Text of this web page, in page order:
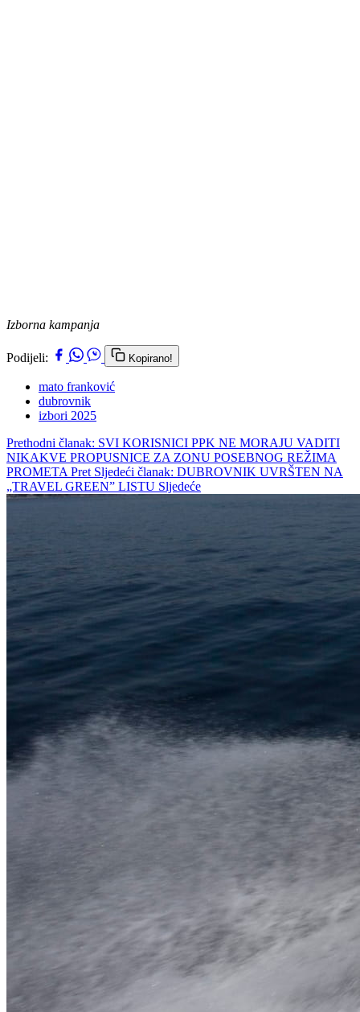
Izborna kampanja
Podijeli: Kopirano!
mato franković
dubrovnik
izbori 2025
Prethodni članak: SVI KORISNICI PPK NE MORAJU VADITI
NIKAKVE PROPUSNICE ZA ZONU POSEBNOG REŽIMA
PROMETA Pret Sljedeći članak: DUBROVNIK UVRŠTEN NA
„TRAVEL GREEN” LISTU Sljedeće